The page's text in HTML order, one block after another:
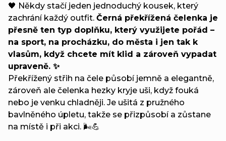
🖤 Někdy stačí jeden jednoduchý kousek, který
zachrání každý outfit. Černá překřížená čelenka je
přesně ten typ doplňku, který využijete pořád –
na sport, na procházku, do města i jen tak k
vlasům, když chcete mít klid a zároveň vypadat
upraveně. ✨
Překřížený střih na čele působí jemně a elegantně,
zároveň ale čelenka hezky kryje uši, když fouká
nebo je venku chladněji. Je ušitá z pružného
bavlněného úpletu, takže se přizpůsobí a zůstane
na místě i při akci. 🌬️💪